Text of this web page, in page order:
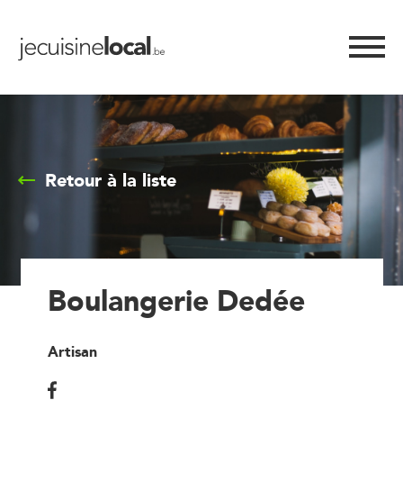
Retour à la liste
Boulangerie Dedée
Artisan